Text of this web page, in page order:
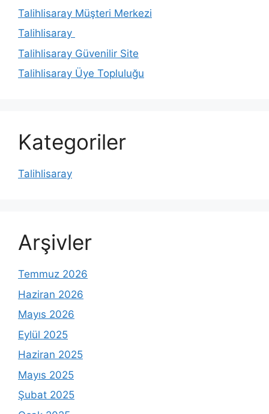
Talihlisaray Müşteri Merkezi
Talihlisaray
Talihlisaray Güvenilir Site
Talihlisaray Üye Topluluğu
Kategoriler
Talihlisaray
Arşivler
Temmuz 2026
Haziran 2026
Mayıs 2026
Eylül 2025
Haziran 2025
Mayıs 2025
Şubat 2025